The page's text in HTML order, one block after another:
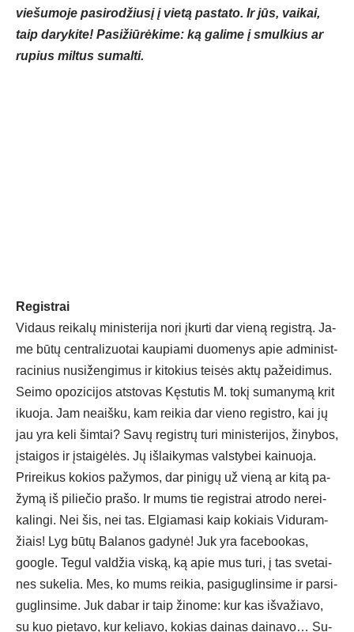
vie­šu­mo­je pa­si­ro­džiu­sį į vie­tą pa­sta­to. Ir jūs, vai­kai,
taip da­ry­ki­te! Pa­si­žiū­rė­ki­me: ką ga­li­me į smul­kius ar
ru­pius mil­tus su­mal­ti.
Re­gist­rai
Vi­daus rei­ka­lų mi­nis­te­ri­ja no­ri įkur­ti dar vie­ną re­gist­rą. Ja­
me bū­tų cent­ra­li­zuo­tai kau­pia­mi duo­me­nys apie ad­mi­nist­
ra­ci­nius nu­si­žen­gi­mus ir ki­to­kius tei­sės ak­tų pa­žei­di­mus.
Sei­mo opo­zi­ci­jos at­sto­vas Kęs­tu­tis M. to­kį su­ma­ny­mą kri­t
i­kuo­ja. Jam neaiš­ku, kam rei­kia dar vie­no re­gist­ro, kai jų
jau yra ke­li šim­tai? Sa­vų re­gist­rų tu­ri mi­nis­te­ri­jos, ži­ny­bos,
įstai­gos ir įstai­gė­lės. Jų iš­lai­ky­mas vals­ty­bei kai­nuo­ja.
Pri­rei­kus ko­kios pa­žy­mos, dar pi­ni­gų už vie­ną ar ki­tą pa­
žy­mą iš pi­lie­čio pra­šo. Ir mums tie re­gist­rai at­ro­do ne­rei­
ka­lin­gi. Nei šis, nei tas. El­gia­ma­si kaip ko­kiais Vi­du­ram­
žiais! Lyg bū­tų Ba­la­nos ga­dy­nė! Juk yra fa­ce­boo­kas,
goog­le. Te­gul val­džia vis­ką, ką apie mus tu­ri, į tas sve­tai­
nes su­ke­lia. Mes, ko mums rei­kia, pa­si­gug­lin­si­me ir par­si­
gug­lin­si­me. Juk da­bar ir taip ži­no­me: kur kas iš­va­žia­vo,
su kuo pie­ta­vo, kur ke­lia­vo, ko­kias dai­nas dai­na­vo… Su­